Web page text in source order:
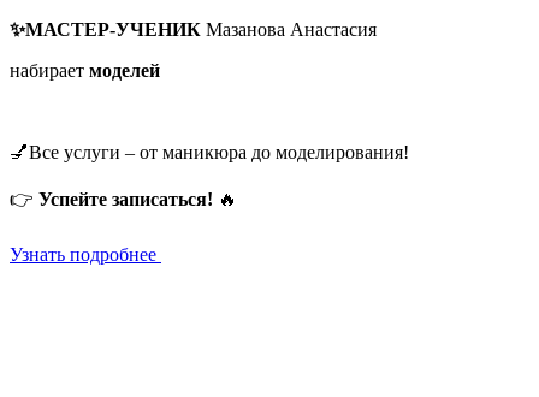
✨МАСТЕР-УЧЕНИК Мазанова Анастасия
набирает моделей
💅Все услуги – от маникюра до моделирования!
👉 Успейте записаться! 🔥
Узнать подробнее